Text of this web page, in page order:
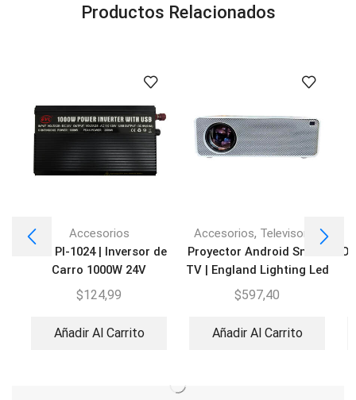
Productos Relacionados
Accesorios
EVL PI-1024 | Inversor de
Carro 1000W 24V
$124,99
Añadir Al Carrito
Accesorios, Televisores
Proyector Android Smart
TV | England Lighting Led
Viewled8K
$597,40
Añadir Al Carrito